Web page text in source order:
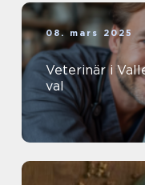
08. mars 2025
Veterinär i
val